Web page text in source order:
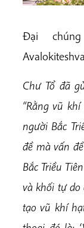
Đại
ChưTổ đã
“Rằng vũ
người Bắc
đề mà vấn
Bắc Triều
và khối tự
tạo vũ khí